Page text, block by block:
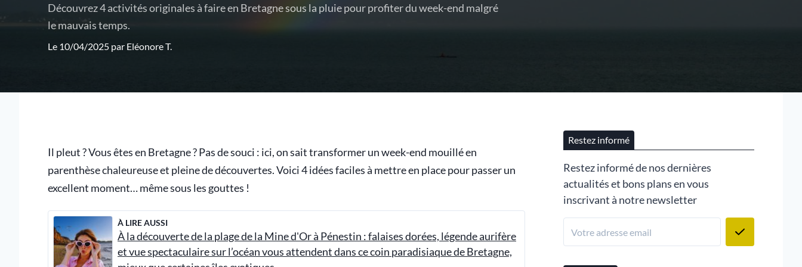
Découvrez 4 activités originales à faire en Bretagne sous la pluie pour profiter du week-end malgré
le mauvais temps.
Le 10/04/2025 par Eléonore T.
Il pleut ? Vous êtes en Bretagne ? Pas de souci : ici, on sait transformer un week-end mouillé en
parenthèse chaleureuse et pleine de découvertes. Voici 4 idées faciles à mettre en place pour passer un
excellent moment… même sous les gouttes !
À LIRE AUSSI
À la découverte de la plage de la Mine d'Or à Pénestin : falaises dorées, légende aurifère
et vue spectaculaire sur l’océan vous attendent dans ce coin paradisiaque de Bretagne,
Restez informé
Restez informé de nos dernières
actualités et bons plans en vous
inscrivant à notre newsletter